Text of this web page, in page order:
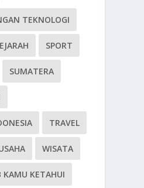
TEKNOLOGI
SPORT
SUMATERA
TRAVEL
WISATA
KAMU KETAHUI